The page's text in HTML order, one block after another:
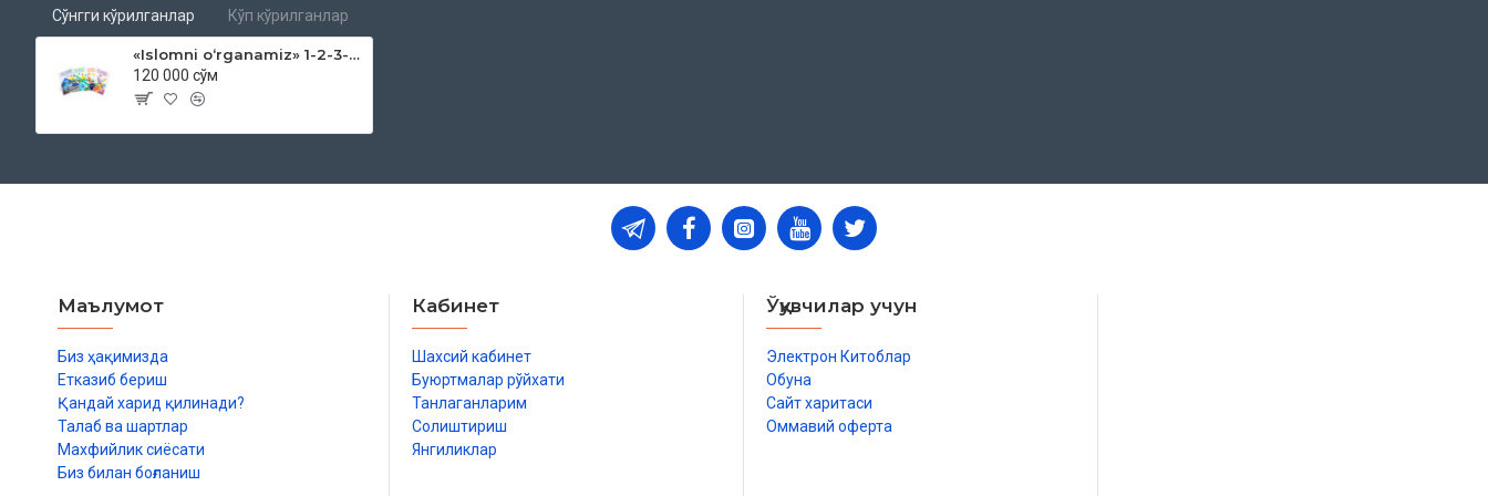
Сўнгги кўрилганлар Кўп кўрилганлар
«Islomni oʻrganamiz» 1-2-3-4-qismlar (Bolajonlar uchun)
120 000 сўм
Маълумот
Биз ҳақимизда
Етказиб бериш
Қандай харид қилинади?
Талаб ва шартлар
Махфийлик сиёсати
Биз билан боғланиш
Кабинет
Шахсий кабинет
Буюртмалар рўйхати
Танлаганларим
Солиштириш
Янгиликлар
Ўқувчилар учун
Электрон Китоблар
Обуна
Сайт харитаси
Оммавий оферта